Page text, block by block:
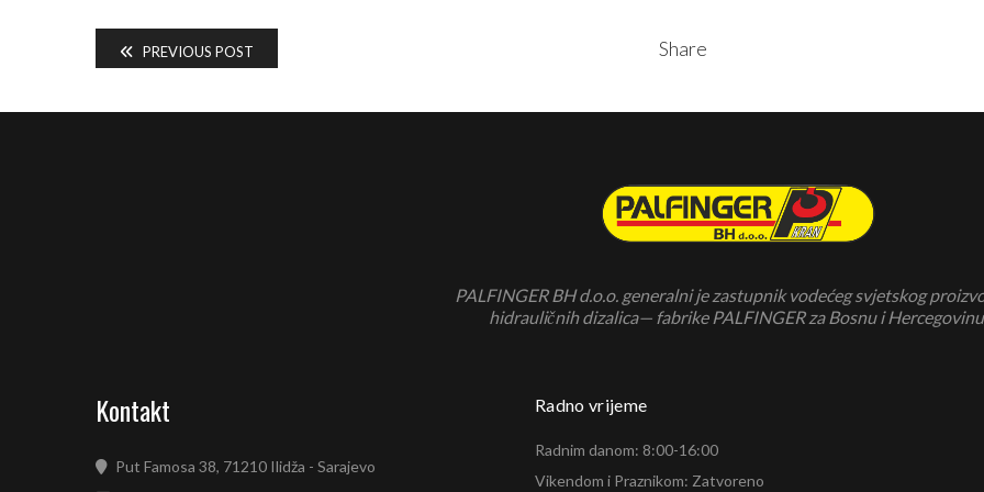
Share
PREVIOUS POST
PALFINGER BH d.o.o. generalni je zastupnik vodećeg svjetskog
hidrauličnih dizalica— fabrike PALFINGER za Bosnu i
Kontakt
Put Famosa 38, 71210 Ilidža - Sarajevo
Radno vrijeme
Radnim danom: 8:00-16:00
Vikendom i Praznikom: Zatvoreno